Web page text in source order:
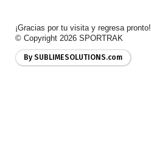
¡Gracias por tu visita y regresa pronto!
© Copyright 2026 SPORTRAK
By SUBLIMESOLUTIONS.com